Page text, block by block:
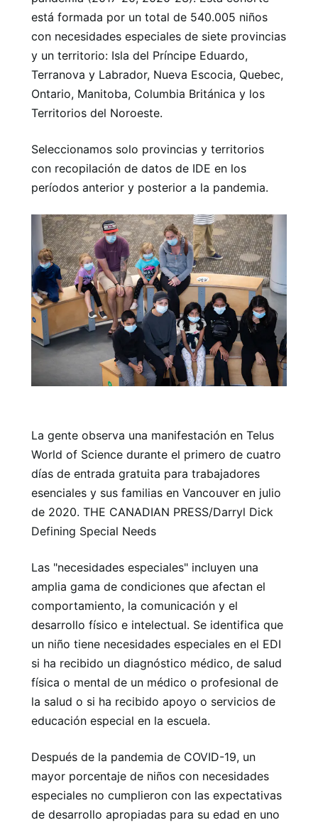
está formada por un total de 540.005 niños
con necesidades especiales de siete provincias
y un territorio: Isla del Príncipe Eduardo,
Terranova y Labrador, Nueva Escocia, Quebec,
Ontario, Manitoba, Columbia Británica y los
Territorios del Noroeste.
Seleccionamos solo provincias y territorios
con recopilación de datos de IDE en los
períodos anterior y posterior a la pandemia.
La gente observa una manifestación en Telus
World of Science durante el primero de cuatro
días de entrada gratuita para trabajadores
esenciales y sus familias en Vancouver en julio
de 2020. THE CANADIAN PRESS/Darryl Dick
Defining Special Needs
Las "necesidades especiales" incluyen una
amplia gama de condiciones que afectan el
comportamiento, la comunicación y el
desarrollo físico e intelectual. Se identifica que
un niño tiene necesidades especiales en el EDI
si ha recibido un diagnóstico médico, de salud
física o mental de un médico o profesional de
la salud o si ha recibido apoyo o servicios de
educación especial en la escuela.
Después de la pandemia de COVID-19, un
mayor porcentaje de niños con necesidades
especiales no cumplieron con las expectativas
de desarrollo apropiadas para su edad en uno